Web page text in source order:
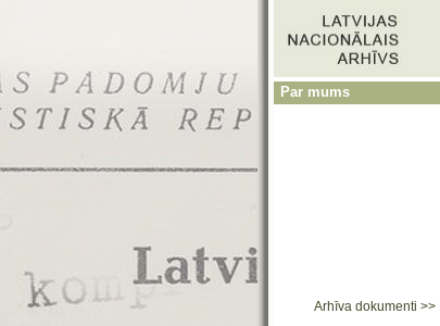
Par mums
Arhīva dokumenti >>